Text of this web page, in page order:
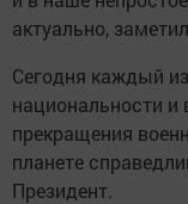
актуально,
Сегодня каждый
национальности и
прекращения
планете
Президент.